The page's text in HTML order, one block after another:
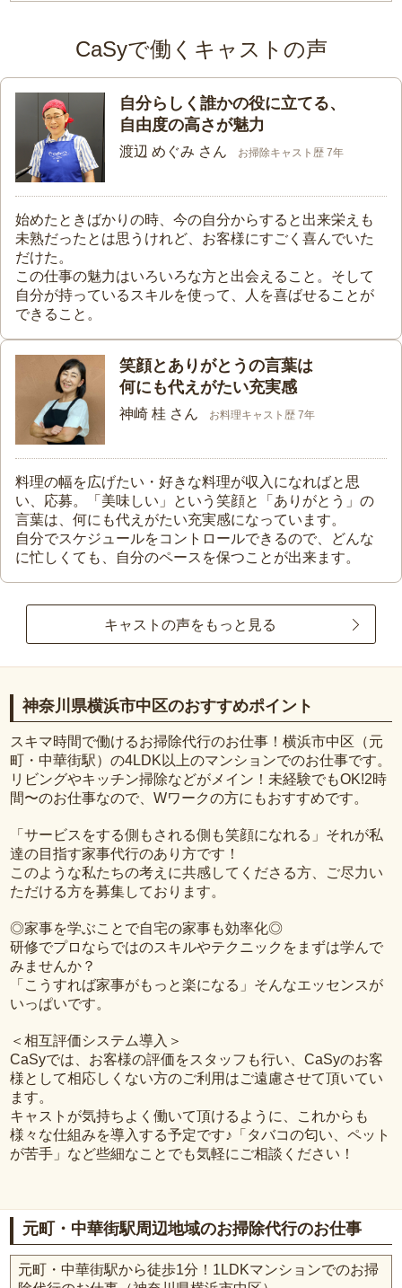
CaSyで働くキャストの声
自分らしく誰かの役に立てる、
自由度の高さが魅力
渡辺 めぐみ さん お掃除キャスト歴 7年
始めたときばかりの時、今の自分からすると出来栄えも
未熟だったとは思うけれど、お客様にすごく喜んでいた
だけた。
この仕事の魅力はいろいろな方と出会えること。そして
自分が持っているスキルを使って、人を喜ばせることが
できること。
笑顔とありがとうの言葉は
何にも代えがたい充実感
神崎 桂 さん お料理キャスト歴 7年
料理の幅を広げたい・好きな料理が収入になればと思
い、応募。「美味しい」という笑顔と「ありがとう」の
言葉は、何にも代えがたい充実感になっています。
自分でスケジュールをコントロールできるので、どんな
に忙しくても、自分のペースを保つことが出来ます。
キャストの声をもっと見る
神奈川県横浜市中区のおすすめポイント
スキマ時間で働けるお掃除代行のお仕事！横浜市中区（元
町・中華街駅）の4LDK以上のマンションでのお仕事です。
リビングやキッチン掃除などがメイン！未経験でもOK!2時
間〜のお仕事なので、Wワークの方にもおすすめです。
「サービスをする側もされる側も笑顔になれる」それが私
達の目指す家事代行のあり方です！
このような私たちの考えに共感してくださる方、ご尽力い
ただける方を募集しております。
◎家事を学ぶことで自宅の家事も効率化◎
研修でプロならではのスキルやテクニックをまずは学んで
みませんか？
「こうすれば家事がもっと楽になる」そんなエッセンスが
いっぱいです。
＜相互評価システム導入＞
CaSyでは、お客様の評価をスタッフも行い、CaSyのお客
様として相応しくない方のご利用はご遠慮させて頂いてい
ます。
キャストが気持ちよく働いて頂けるように、これからも
様々な仕組みを導入する予定です♪「タバコの匂い、ペット
が苦手」など些細なことでも気軽にご相談ください！
元町・中華街駅周辺地域のお掃除代行のお仕事
元町・中華街駅から徒歩1分！1LDKマンションでのお掃